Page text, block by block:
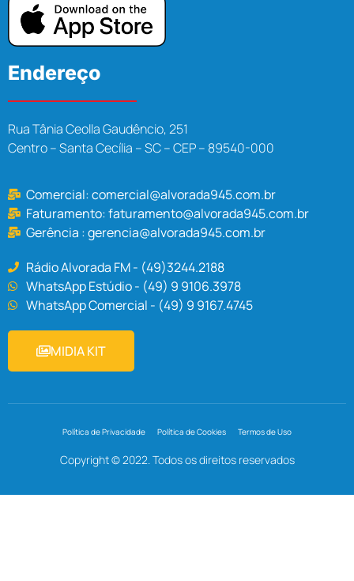
Endereço
Rua Tânia Ceolla Gaudêncio, 251
Centro – Santa Cecília – SC – CEP – 89540-000
Comercial:comercial@alvorada945.com.br
Faturamento:faturamento@alvorada945.com.br
Gerência :gerencia@alvorada945.com.br
Rádio Alvorada FM - (49)3244.2188
WhatsApp Estúdio - (49) 9 9106.3978
WhatsApp Comercial - (49) 9 9167.4745
MIDIA KIT
Política de Privacidade Política de Cookies Termos de Uso
Copyright © 2022. Todos os direitos reservados